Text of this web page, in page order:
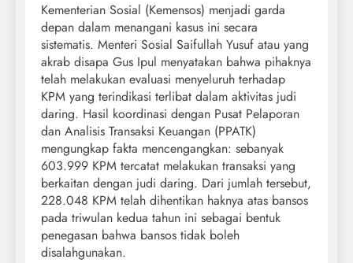
Kementerian Sosial (Kemensos) menjadi garda
depan dalam menangani kasus ini secara
sistematis. Menteri Sosial Saifullah Yusuf atau yang
akrab disapa Gus Ipul menyatakan bahwa pihaknya
telah melakukan evaluasi menyeluruh terhadap
KPM yang terindikasi terlibat dalam aktivitas judi
daring. Hasil koordinasi dengan Pusat Pelaporan
dan Analisis Transaksi Keuangan (PPATK)
mengungkap fakta mencengangkan: sebanyak
603.999 KPM tercatat melakukan transaksi yang
berkaitan dengan judi daring. Dari jumlah tersebut,
228.048 KPM telah dihentikan haknya atas bansos
pada triwulan kedua tahun ini sebagai bentuk
penegasan bahwa bansos tidak boleh
disalahgunakan.